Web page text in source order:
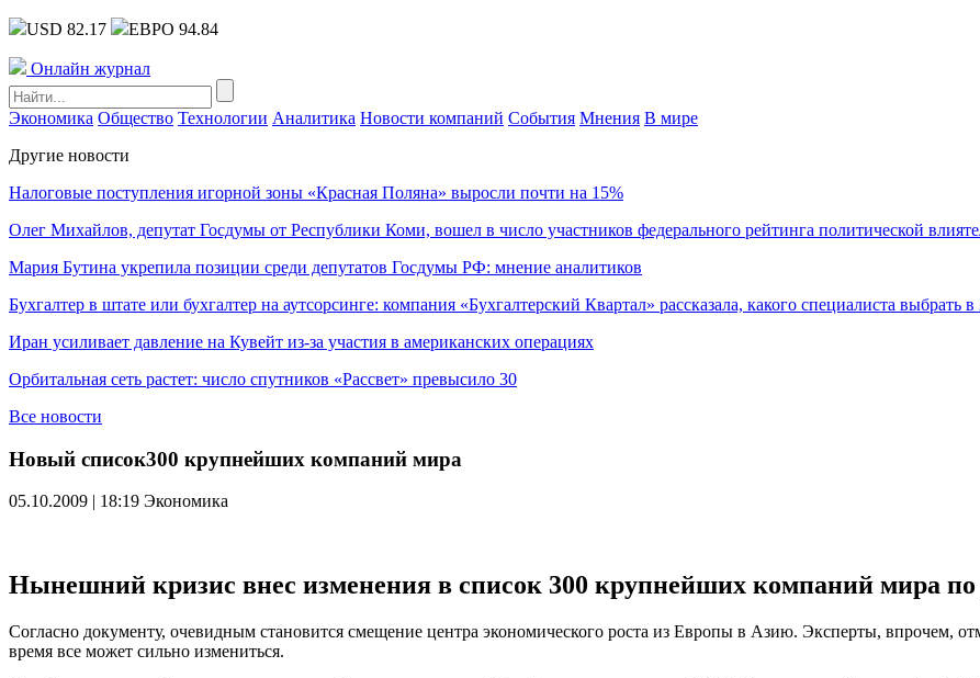
USD 82.17 ЕВРО 94.84
Онлайн журнал
Экономика Общество Технологии Аналитика Новости компаний События Мнения В мире
Другие новости
Налоговые поступления игорной зоны «Красная Поляна» выросли почти на 15%
Олег Михайлов, депутат Госдумы от Республики Коми, вошел в число участников федерального рейтинга политической
Мария Бутина укрепила позиции среди депутатов Госдумы РФ: мнение аналитиков
Бухгалтер в штате или бухгалтер на аутсорсинге: компания «Бухгалтерский Квартал» рассказала, какого специалиста выбрать в
Иран усиливает давление на Кувейт из-за участия в американских операциях
Орбитальная сеть растет: число спутников «Рассвет» превысило 30
Все новости
Новый список300 крупнейших компаний мира
05.10.2009 | 18:19 Экономика
Нынешний кризис внес изменения в список 300 крупнейших компаний мира
Согласно документу, очевидным становится смещение центра экономического роста из Европы в Азию. Эксперты, впрочем,
время все может сильно измениться.